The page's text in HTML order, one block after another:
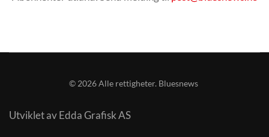
© 2026Alle rettigheter. Bluesnews
Utviklet av Edda Grafisk AS